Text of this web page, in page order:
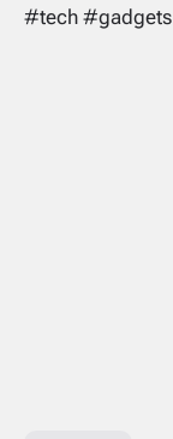
#tech #gadgets